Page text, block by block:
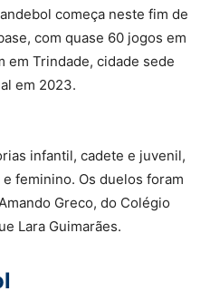
começa neste fim de
com quase 60 jogos em
em Trindade, cidade sede
em 2023.
infantil, cadete e juvenil,
feminino. Os duelos foram
Greco, do Colégio
Lara Guimarães.